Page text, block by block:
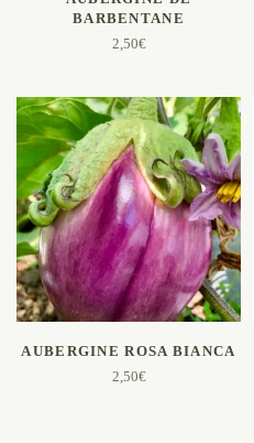
BARBENTANE
2,50€
AJOUTER AU PANIER
AUBERGINE ROSA BIANCA
2,50€